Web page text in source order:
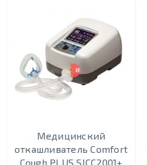
ИМЕЕТСЯ ДОП. СКИДКА
Медицинский
откашливатель Comfort
Cough PLUS SICC2001+